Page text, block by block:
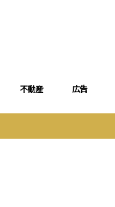
不動産 広告